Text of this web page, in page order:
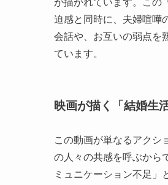
が描かれています。この
迫感と同時に、夫婦喧嘩
会話や、お互いの弱点を
ています。
映画が描く「結婚生
この動画が単なるアクシ
の人々の共感を呼ぶから
ミュニケーション不足」